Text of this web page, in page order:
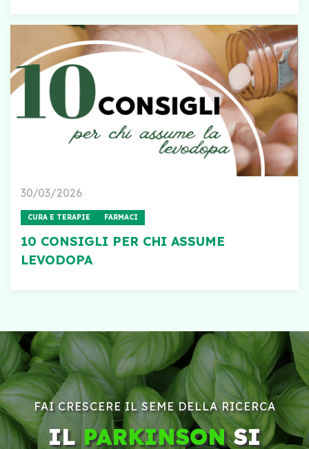
30/03/2026
CURA E TERAPIE FARMACI
10 CONSIGLI PER CHI ASSUME
LEVODOPA
FAI CRESCERE IL SEME DELLA RICERCA
ILPARKINSONSI